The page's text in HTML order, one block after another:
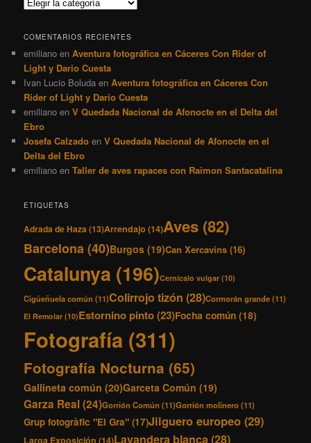
COMENTARIOS RECIENTES
emiliano enAventura fotográfica en Cáceres Con Rider of
Light y Dario Cuesta
Ivan Lucio Boluda enAventura fotográfica en Cáceres Con
Rider of Light y Dario Cuesta
emiliano enV Quedada Nacional de Afonocte en el Delta del
Ebro
Josefa Calzado enV Quedada Nacional de Afonocte en el
Delta del Ebro
emiliano enTaller de aves rapaces con Raimon Santacatalina
ETIQUETAS
Adrada de Haza (13)Arrendajo (14)Aves (82)
Barcelona(40)Burgos (19)Can Xercavins (16)
Catalunya (196)Cernícalo vulgar (10)
Cigüeñuela común (11)Colirrojo tizón (28)Cormorán grande(11)
El Remolar (10)Estornino pinto(23)Focha común (18)
Fotografía (311)
Fotografía Nocturna (65)
Gallineta común (20)Garceta Común (19)
Garza Real(24)Gorrión Común (11)Gorrión molinero(11)
Grup fotogràfic "El Gra" (17)Jilguero europeo (29)
Larga Exposición (14)Lavandera blanca (28)